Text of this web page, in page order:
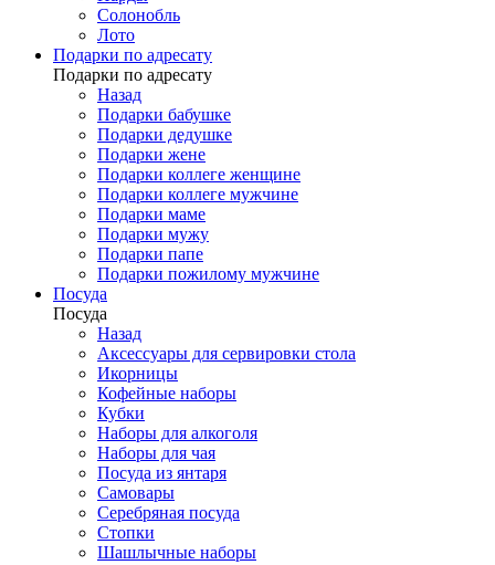
Солонобль
Лото
Подарки по адресату
Подарки по адресату
Назад
Подарки бабушке
Подарки дедушке
Подарки жене
Подарки коллеге женщине
Подарки коллеге мужчине
Подарки маме
Подарки мужу
Подарки папе
Подарки пожилому мужчине
Посуда
Посуда
Назад
Аксессуары для сервировки стола
Икорницы
Кофейные наборы
Кубки
Наборы для алкоголя
Наборы для чая
Посуда из янтаря
Самовары
Серебряная посуда
Стопки
Шашлычные наборы